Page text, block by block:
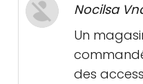
Nocilsa
Un
des